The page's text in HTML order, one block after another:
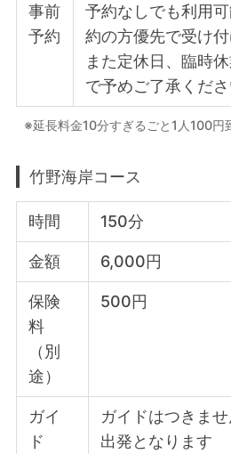
事前
予約
予約なしでも利用
約の方優先で受け付
また定休日、臨時
で予めご了承くださ
※延長料金10分すぎるごと1人100円
竹野海岸コース
時間 150分
金額 6,000円
保険
料
（別
途）
500円
ガイ
ド
ガイドはつきま
出発となります